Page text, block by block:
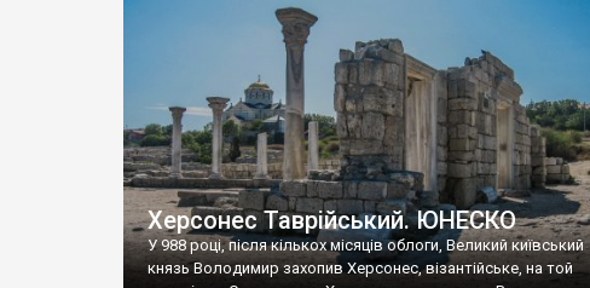
візантійської доби. Раритети викрадені з фондів об’єкту
культурної спадщини ЮНЕСКО «Херсонеса Таврійського».
Офіційно – на виставку «Золото Візантії», але експерти та
влада в Україні вважають це лише […]
Херсонес Таврійський. ЮНЕСКО
У 988 році, після кількох місяців облоги, Великий київський
князь Володимир захопив Херсонес, візантійське, на той